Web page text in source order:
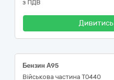
з ПДВ
Дивитись
Бензин А95
Військова частина Т0440